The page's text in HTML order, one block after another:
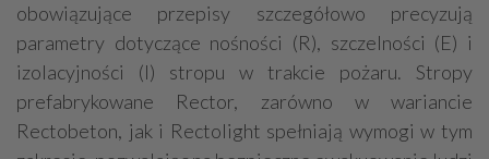
obowiązujące przepisy szczegółowo precyzują
parametry dotyczące nośności (R), szczelności (E) i
izolacyjności (I) stropu w trakcie pożaru. Stropy
prefabrykowane Rector, zarówno w wariancie
Rectobeton, jak i Rectolight spełniają wymogi w tym